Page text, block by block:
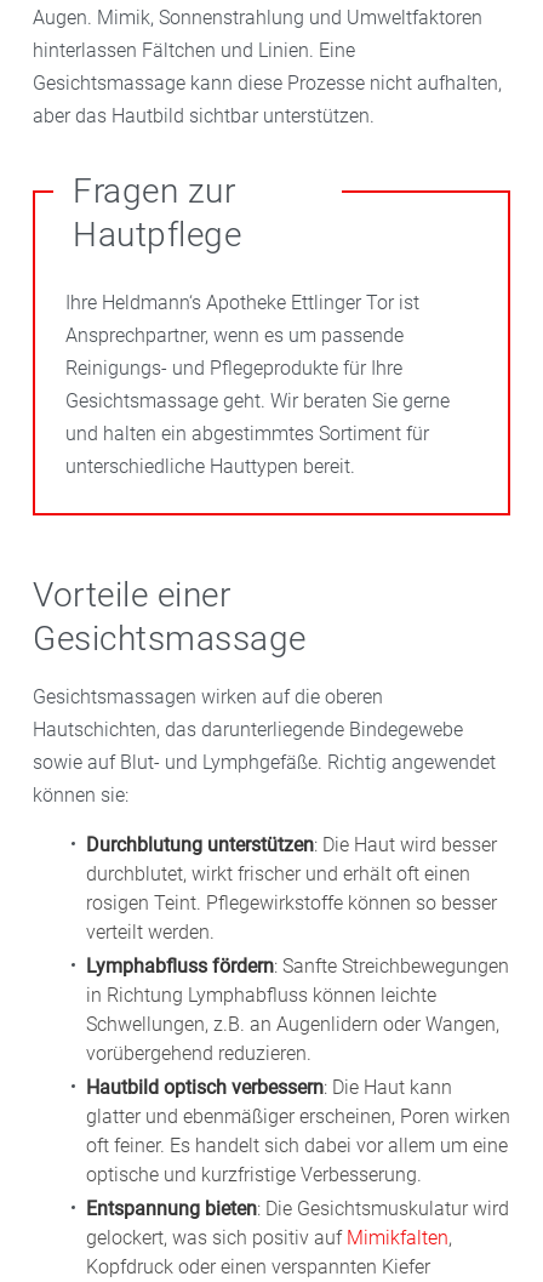
Augen. Mimik, Sonnenstrahlung und Umweltfaktoren
hinterlassen Fältchen und Linien. Eine
Gesichtsmassage kann diese Prozesse nicht aufhalten,
aber das Hautbild sichtbar unterstützen.
Fragen zur
Hautpflege
Ihre Heldmann‘s Apotheke Ettlinger Tor ist
Ansprechpartner, wenn es um passende
Reinigungs- und Pflegeprodukte für Ihre
Gesichtsmassage geht. Wir beraten Sie gerne
und halten ein abgestimmtes Sortiment für
unterschiedliche Hauttypen bereit.
Vorteile einer
Gesichtsmassage
Gesichtsmassagen wirken auf die oberen
Hautschichten, das darunterliegende Bindegewebe
sowie auf Blut- und Lymphgefäße. Richtig angewendet
können sie:
Durchblutung unterstützen: Die Haut wird besser
durchblutet, wirkt frischer und erhält oft einen
rosigen Teint. Pflegewirkstoffe können so besser
verteilt werden.
Lymphabfluss fördern: Sanfte Streichbewegungen
in Richtung Lymphabfluss können leichte
Schwellungen, z.B. an Augenlidern oder Wangen,
vorübergehend reduzieren.
Hautbild optisch verbessern: Die Haut kann
glatter und ebenmäßiger erscheinen, Poren wirken
oft feiner. Es handelt sich dabei vor allem um eine
optische und kurzfristige Verbesserung.
Entspannung bieten: Die Gesichtsmuskulatur wird
gelockert, was sich positiv auf Mimikfalten,
Kopfdruck oder einen verspannten Kiefer